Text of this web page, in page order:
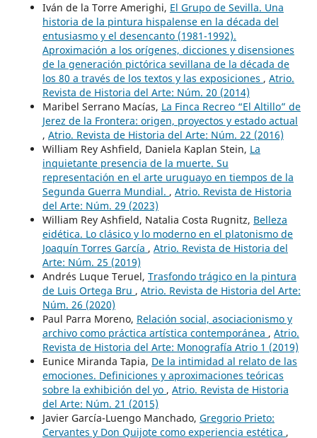
Iván de la Torre Amerighi, El Grupo de Sevilla. Una
historia de la pintura hispalense en la década del
entusiasmo y el desencanto (1981-1992).
Aproximación a los orígenes, dicciones y disensiones
de la generación pictórica sevillana de la década de
los 80 a través de los textos y las exposiciones , Atrio.
Revista de Historia del Arte: Núm. 20 (2014)
Maribel Serrano Macías, La Finca Recreo “El Altillo” de
Jerez de la Frontera: origen, proyectos y estado actual
, Atrio. Revista de Historia del Arte: Núm. 22 (2016)
William Rey Ashfield, Daniela Kaplan Stein, La
inquietante presencia de la muerte. Su
representación en el arte uruguayo en tiempos de la
Segunda Guerra Mundial. , Atrio. Revista de Historia
del Arte: Núm. 29 (2023)
William Rey Ashfield, Natalia Costa Rugnitz, Belleza
eidética. Lo clásico y lo moderno en el platonismo de
Joaquín Torres García , Atrio. Revista de Historia del
Arte: Núm. 25 (2019)
Andrés Luque Teruel, Trasfondo trágico en la pintura
de Luis Ortega Bru , Atrio. Revista de Historia del Arte:
Núm. 26 (2020)
Paul Parra Moreno, Relación social, asociacionismo y
archivo como práctica artística contemporánea , Atrio.
Revista de Historia del Arte: Monografía Atrio 1 (2019)
Eunice Miranda Tapia, De la intimidad al relato de las
emociones. Definiciones y aproximaciones teóricas
sobre la exhibición del yo , Atrio. Revista de Historia
del Arte: Núm. 21 (2015)
Javier García-Luengo Manchado, Gregorio Prieto:
Cervantes y Don Quijote como experiencia estética ,